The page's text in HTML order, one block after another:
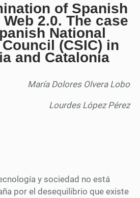
of Spanish
2.0. The case
National
(CSIC) in
and Catalonia
María Dolores Olvera Lobo
Lourdes López Pérez
y sociedad no está
por el desequilibrio que existe